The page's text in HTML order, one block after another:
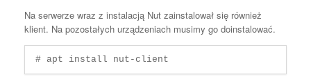
Na serwerze wraz z instalacją Nut zainstalował się również
klient. Na pozostałych urządzeniach musimy go doinstalować.
# apt install nut-client